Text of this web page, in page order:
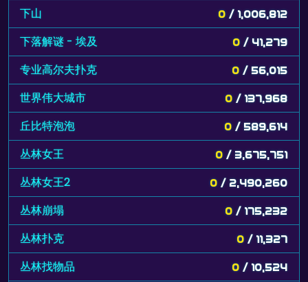
下山 0 / 1,006,812
下落解谜 - 埃及 0 / 41,279
专业高尔夫扑克 0 / 56,015
世界伟大城市 0 / 137,968
丘比特泡泡 0 / 589,614
丛林女王 0 / 3,675,751
丛林女王2 0 / 2,490,260
丛林崩塌 0 / 175,232
丛林扑克 0 / 11,327
丛林找物品 0 / 10,524